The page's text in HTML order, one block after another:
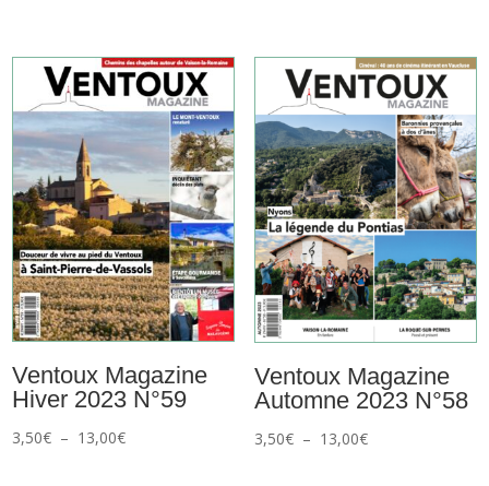
à
13,00€
3,50€
à
13,00€
Ventoux Magazine
Hiver 2023 N°59
3,50€ – 13,00€Plage
Ventoux Magazine
Automne 2023 N°58
3,50€ – 13,00€Plage